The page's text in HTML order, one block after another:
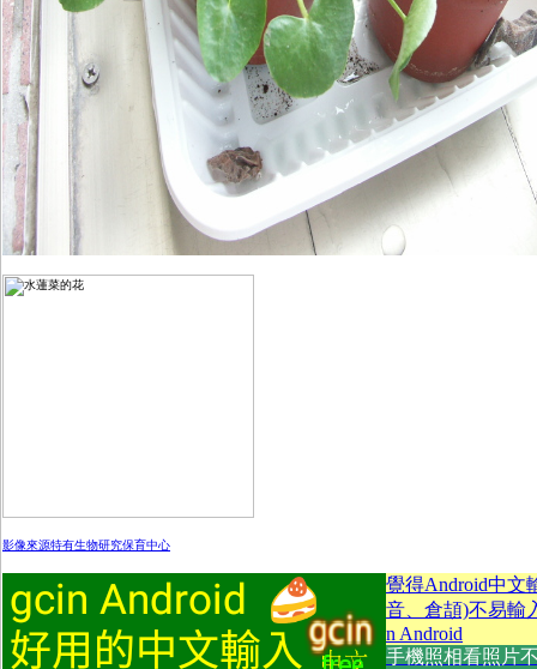
影像來源特有生物研究保育中心
覺得Android中文
音、倉頡)不易輸
n Android
手機照相看照片